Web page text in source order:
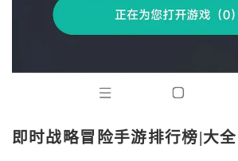
即时战略冒险手游排行榜|大全